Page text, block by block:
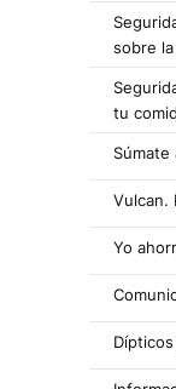
sobre
tu
Súmate
Vulcan.
Yo